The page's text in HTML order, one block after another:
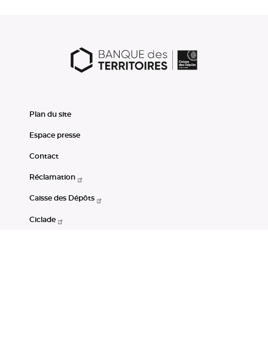
Plan du site
Espace presse
Contact
Réclamation
Caisse des Dépôts
Ciclade